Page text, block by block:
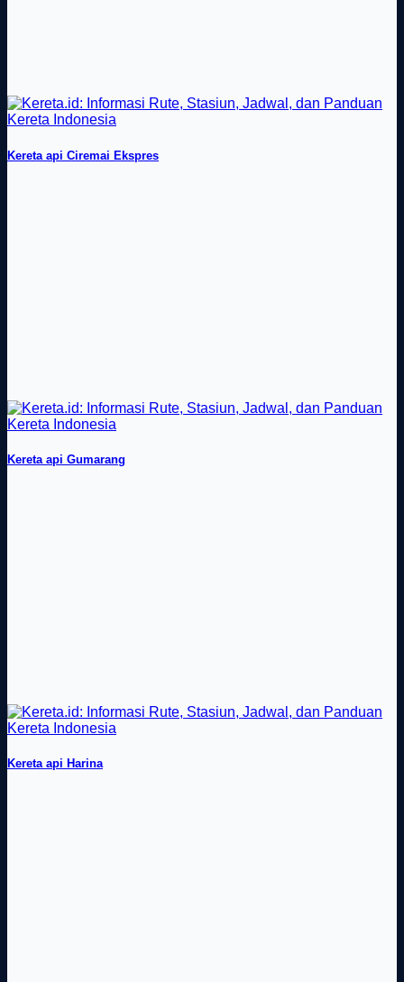
Kereta api Ciremai Ekspres
Kereta api Gumarang
Kereta api Harina